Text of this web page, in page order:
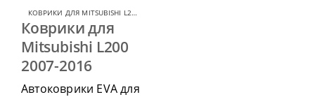
КОВРИКИ ДЛЯ MITSUBISHI L200
Коврики для
Mitsubishi L200
2007-2016
Автоковрики EVA для